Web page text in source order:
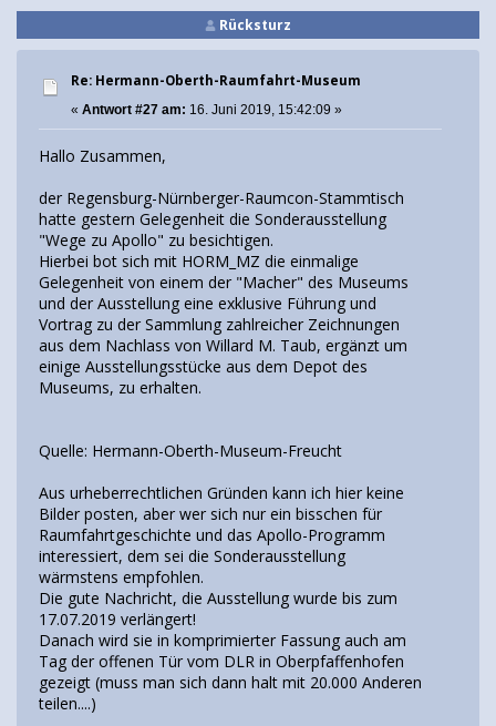
Rücksturz
Re: Hermann-Oberth-Raumfahrt-Museum
« Antwort #27 am: 16. Juni 2019, 15:42:09 »
Hallo Zusammen,
der Regensburg-Nürnberger-Raumcon-Stammtisch
hatte gestern Gelegenheit die Sonderausstellung
"Wege zu Apollo" zu besichtigen.
Hierbei bot sich mit HORM_MZ die einmalige
Gelegenheit von einem der "Macher" des Museums
und der Ausstellung eine exklusive Führung und
Vortrag zu der Sammlung zahlreicher Zeichnungen
aus dem Nachlass von Willard M. Taub, ergänzt um
einige Ausstellungsstücke aus dem Depot des
Museums, zu erhalten.
Quelle: Hermann-Oberth-Museum-Freucht
Aus urheberrechtlichen Gründen kann ich hier keine
Bilder posten, aber wer sich nur ein bisschen für
Raumfahrtgeschichte und das Apollo-Programm
interessiert, dem sei die Sonderausstellung
wärmstens empfohlen.
Die gute Nachricht, die Ausstellung wurde bis zum
17.07.2019 verlängert!
Danach wird sie in komprimierter Fassung auch am
Tag der offenen Tür vom DLR in Oberpfaffenhofen
gezeigt (muss man sich dann halt mit 20.000 Anderen
teilen....)